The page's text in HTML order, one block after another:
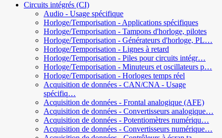
Circuits intégrés (CI)
Audio - Usage spécifique
Horloge/Temporisation - Applications spécifiques
Horloge/Temporisation - Tampons d'horloge, pilotes
Horloge/Temporisation - Générateurs d'horloge, PL…
Horloge/Temporisation - Lignes à retard
Horloge/Temporisation - Piles pour circuits intégr…
Horloge/Temporisation - Minuteurs et oscillateurs p…
Horloge/Temporisation - Horloges temps réel
Acquisition de données - CAN/CNA - Usage
spécifiq…
Acquisition de données - Frontal analogique (AFE)
Acquisition de données - Convertisseurs analogique…
Acquisition de données - Potentiomètres numériqu…
Acquisition de données - Convertisseurs numérique…